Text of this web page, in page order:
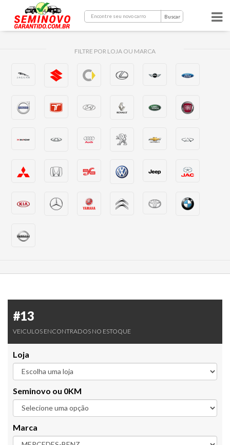
Buscar
FILTRE POR LOJA OU MARCA
#13
VEICULOS ENCONTRADOS NO ESTOQUE
Loja
Seminovo ou 0KM
Marca